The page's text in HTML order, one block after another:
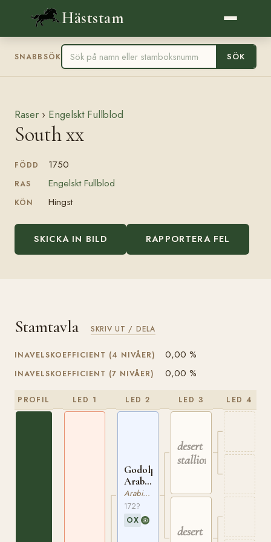
Häststam
SNABBSÖK SÖK
Raser › Engelskt Fullblod
South xx
FÖDD 1750
RAS Engelskt Fullblod
KÖN Hingst
SKICKA IN BILD RAPPORTERA FEL
Stamtavla SKRIV UT / DELA
INAVELSKOEFFICIENT (4 NIVÅER) 0,00 %
INAVELSKOEFFICIENT (7 NIVÅER) 0,00 %
PROFIL LED 1 LED 2
Godolphin
Arabian
ox
Arabiskt Fullblod
172?
OX
LED 3
desert
stallion
desert
LED 4